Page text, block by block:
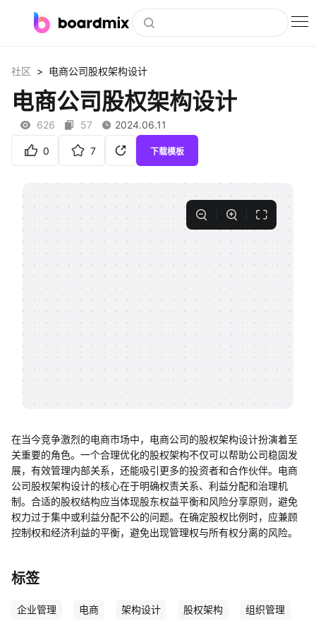
社区资源
下载
客户案例
支持
知识分享社区
社区 > 电商公司股权架构设计
电商公司股权架构设计
626 57 2024.06.11
0 7 下载模板
在当今竞争激烈的电商市场中，电商公司的股权架构设计扮演着至
关重要的角色。一个合理优化的股权架构不仅可以帮助公司稳固发
展，有效管理内部关系，还能吸引更多的投资者和合作伙伴。电商
公司股权架构设计的核心在于明确权责关系、利益分配和治理机
制。合适的股权结构应当体现股东权益平衡和风险分享原则，避免
权力过于集中或利益分配不公的问题。在确定股权比例时，应兼顾
控制权和经济利益的平衡，避免出现管理权与所有权分离的风险。
标签
企业管理 电商 架构设计 股权架构 组织管理